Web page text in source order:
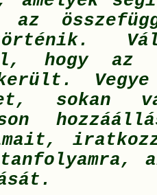
az
hogy az
Vegye
sokan